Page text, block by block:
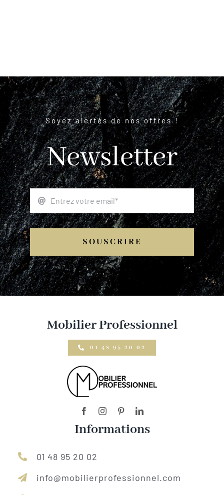
Soyez alertés de nos offres !
Newsletter
SOUSCRIRE
Mobilier Professionnel
01 48 95 20 02
Informations
01 48 95 20 02
info@mobilierprofessionnel.com